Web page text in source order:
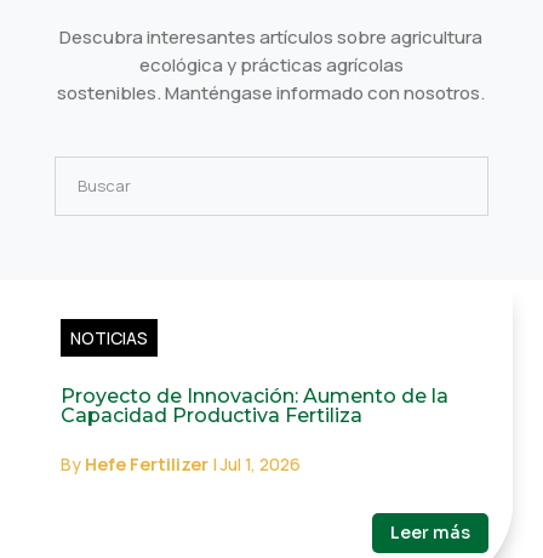
Descubra interesantes artículos sobre agricultura
ecológica y prácticas agrícolas
sostenibles. Manténgase informado con nosotros.
NOTICIAS
Proyecto de Innovación: Aumento de la
Capacidad Productiva Fertiliza
By Hefe Fertilizer |Jul 1, 2026
Leer más